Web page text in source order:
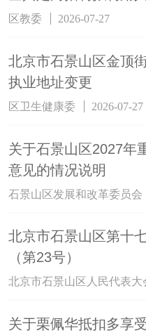
区教委 2026-07-27
北京市石景山区金顶
执业地址变更
区卫生健康委 2026-07-27
关于石景山区2027年
意见的情况说明
石景山区发展和改革委员会
北京市石景山区第十
（第23号）
北京市石景山区人民代表大
关于栗佩华抵扣多享